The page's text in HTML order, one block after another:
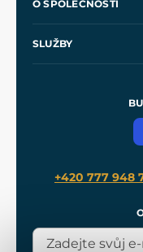
Velkoobchod
O SPOLEČNOSTI
SLUŽBY
Meče pro
+420 777 948